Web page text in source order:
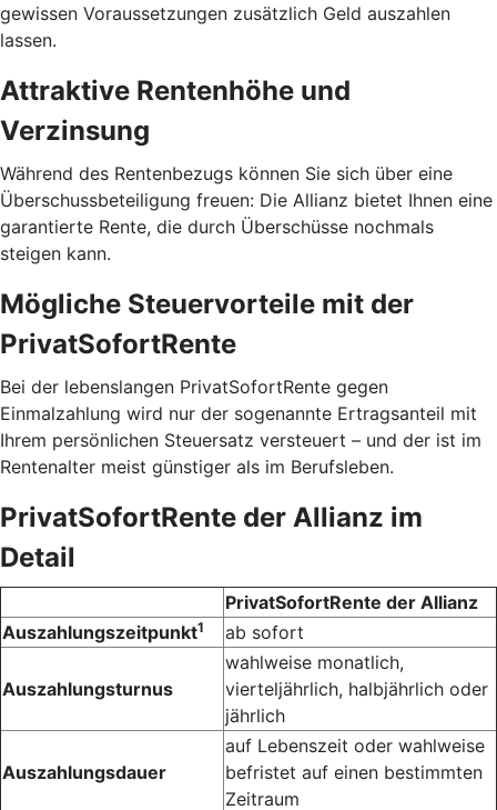
gewissen Voraussetzungen zusätzlich Geld auszahlen
lassen.
Attraktive Rentenhöhe und
Verzinsung
Während des Rentenbezugs können Sie sich über eine
Überschussbeteiligung freuen: Die Allianz bietet Ihnen eine
garantierte Rente, die durch Überschüsse nochmals
steigen kann.
Mögliche Steuervorteile mit der
PrivatSofortRente
Bei der lebenslangen PrivatSofortRente gegen
Einmalzahlung wird nur der sogenannte Ertragsanteil mit
Ihrem persönlichen Steuersatz versteuert – und der ist im
Rentenalter meist günstiger als im Berufsleben.
PrivatSofortRente der Allianz im
Detail
PrivatSofortRente der Allianz
Auszahlungszeitpunkt1 ab sofort
Auszahlungsturnus
wahlweise monatlich,
vierteljährlich, halbjährlich oder
jährlich
Auszahlungsdauer
auf Lebenszeit oder wahlweise
befristet auf einen bestimmten
Zeitraum